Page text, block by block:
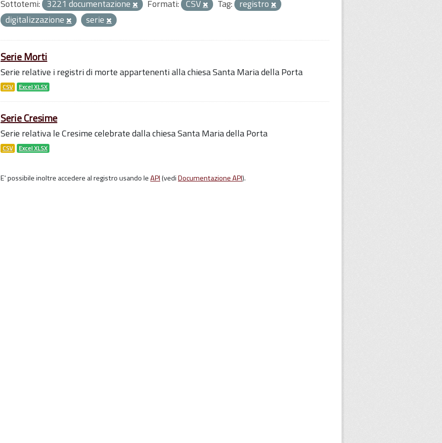
Sottotemi: 3221 documentazione Formati: CSV Tag: registro
digitalizzazione
serie
Serie Morti
Serie relative i registri di morte appartenenti alla chiesa Santa Maria della Porta
CSV Excel XLSX
Serie Cresime
Serie relativa le Cresime celebrate dalla chiesa Santa Maria della Porta
CSV Excel XLSX
E' possibile inoltre accedere al registro usando leAPI(vediDocumentazione API).